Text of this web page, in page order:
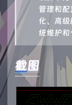
管理和
化、高
统维护和
截图